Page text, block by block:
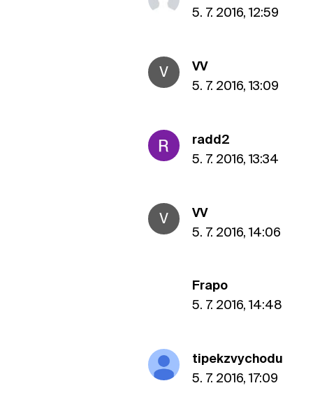
5. 7. 2016, 12:59
V
VV
5. 7. 2016, 13:09
radd2
5. 7. 2016, 13:34
V
VV
5. 7. 2016, 14:06
Frapo
5. 7. 2016, 14:48
tipekzvychodu
5. 7. 2016, 17:09